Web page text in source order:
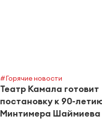
#Горячие новости
Театр Камала готовит
постановку к 90-
Минтимера Шаймиева